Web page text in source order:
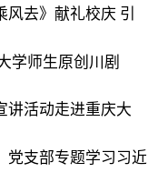
去》献礼校庆 引
学师生原创川剧
讲活动走进重庆大
党支部专题学习习近